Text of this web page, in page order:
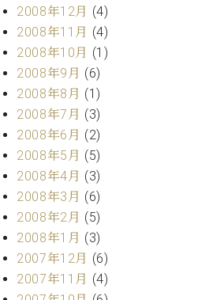
2008年12月 (4)
2008年11月 (4)
2008年10月 (1)
2008年9月 (6)
2008年8月 (1)
2008年7月 (3)
2008年6月 (2)
2008年5月 (5)
2008年4月 (3)
2008年3月 (6)
2008年2月 (5)
2008年1月 (3)
2007年12月 (6)
2007年11月 (4)